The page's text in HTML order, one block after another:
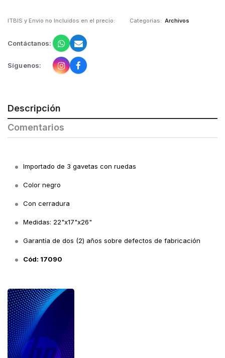
ITBIS y Envio no Incluidos en el precio: Categorias: Archivos
Contáctanos:
Síguenos:
Descripción
Comentarios
Importado de 3 gavetas con ruedas
Color negro
Con cerradura
Medidas: 22"x17"x26"
Garantía de dos (2) años sobre defectos de fabricación
Cód: 17090